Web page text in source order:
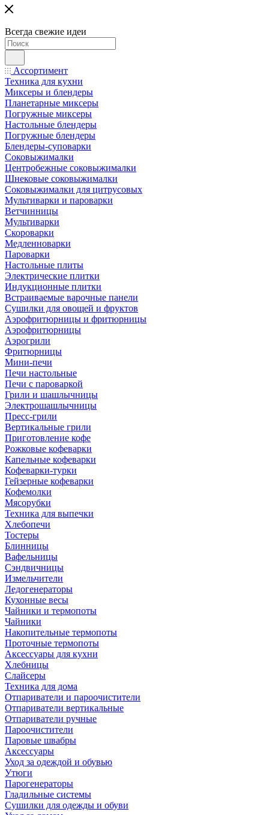
Всегда свежие идеи
Ассортимент
Техника для кухни
Миксеры и блендеры
Планетарные миксеры
Погружные миксеры
Настольные блендеры
Погружные блендеры
Блендеры-суповарки
Соковыжималки
Центробежные соковыжималки
Шнековые соковыжималки
Соковыжималки для цитрусовых
Мультиварки и пароварки
Ветчинницы
Мультиварки
Скороварки
Медленноварки
Пароварки
Настольные плиты
Электрические плитки
Индукционные плитки
Встраиваемые варочные панели
Сушилки для овощей и фруктов
Аэрофритюрницы и фритюрницы
Аэрофритюрницы
Аэрогрили
Фритюрницы
Мини-печи
Печи настольные
Печи с пароваркой
Грили и шашлычницы
Электрошашлычницы
Пресс-грили
Вертикальные грили
Приготовление кофе
Рожковые кофеварки
Капельные кофеварки
Кофеварки-турки
Гейзерные кофеварки
Кофемолки
Мясорубки
Техника для выпечки
Хлебопечи
Тостеры
Блинницы
Вафельницы
Сэндвичницы
Измельчители
Ледогенераторы
Кухонные весы
Чайники и термопоты
Чайники
Накопительные термопоты
Проточные термопоты
Аксессуары для кухни
Хлебницы
Слайсеры
Техника для дома
Отпариватели и пароочистители
Отпариватели вертикальные
Отпариватели ручные
Пароочистители
Паровые швабры
Аксессуары
Уход за одеждой и обувью
Утюги
Парогенераторы
Гладильные системы
Сушилки для одежды и обуви